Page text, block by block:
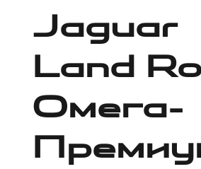
Jaguar
Land
Омега-